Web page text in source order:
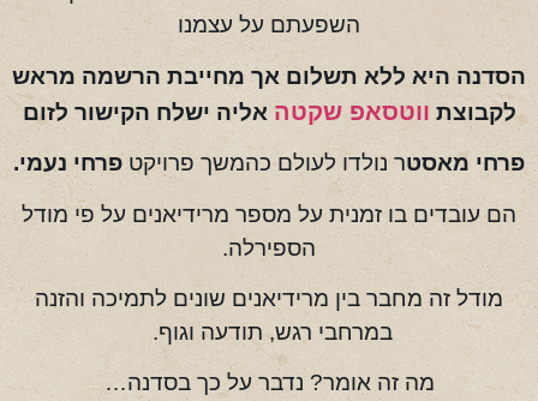
השפעתם על עצמנו
הסדנה היא ללא תשלום אך מחייבת הרשמה מראש
לקבוצת ווטסאפ שקטהאליה ישלח הקישור לזום
פרחי מאסטר נולדו לעולם כהמשך פרויקטפרחי נעמי.
הם עובדים בו זמנית על מספר מרידיאנים על פי מודל
הספירלה.
מודל זה מחבר בין מרידיאנים שונים לתמיכה והזנה
במרחבי רגש, תודעה וגוף.
מה זה אומר? נדבר על כך בסדנה…